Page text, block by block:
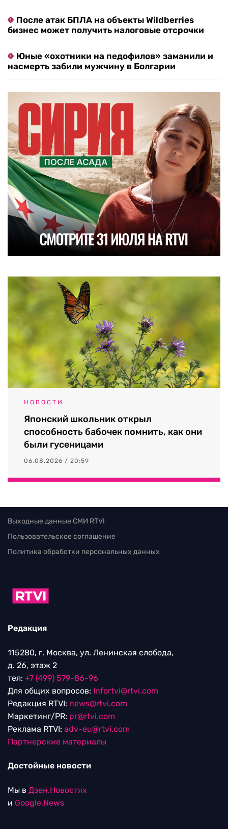
После атак БПЛА на объекты Wildberries
бизнес может получить налоговые отсрочки
Юные «охотники на педофилов» заманили и
насмерть забили мужчину в Болгарии
НОВОСТИ
Японский школьник открыл
способность бабочек помнить, как они
были гусеницами
06.08.2026 / 20:59
Выходные данные СМИ RTVI
Пользовательское соглашение
Политика обработки персональных данных
Редакция
115280, г. Москва, ул. Ленинская слобода,
д. 26, этаж 2
тел: +7 (499) 579-86-96
Для общих вопросов: Infortvi@rtvi.com
Редакция RTVI: news@rtvi.com
Маркетинг/PR: pr@rtvi.com
Реклама RTVI: adv-eu@rtvi.com
Партнерские материалы
Достойные новости
Мы в Дзен.Новостях
и Google.News